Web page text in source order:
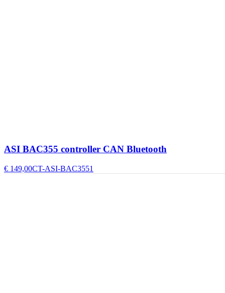
ASI BAC355 controller CAN Bluetooth
€ 149,00CT-ASI-BAC3551